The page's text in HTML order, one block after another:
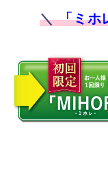
＼「ミホ